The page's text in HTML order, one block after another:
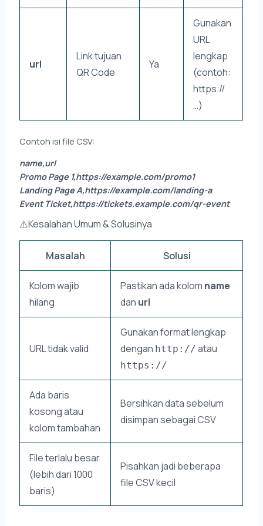
url
Link tujuan
QR Code
Ya
Gunakan
URL
lengkap
(contoh:
https://
…)
Contoh isi file CSV:
name,url
Promo Page 1,https://example.com/promo1
Landing Page A,https://example.com/landing-a
Event Ticket,https://tickets.example.com/qr-event
⚠️Kesalahan Umum & Solusinya
Masalah Solusi
Kolom wajib
hilang
Pastikan ada kolom name
dan url
URL tidak valid
Gunakan format lengkap
dengan http:// atau
https://
Ada baris
kosong atau
kolom tambahan
Bersihkan data sebelum
disimpan sebagai CSV
File terlalu besar
(lebih dari 1000
baris)
Pisahkan jadi beberapa
file CSV kecil